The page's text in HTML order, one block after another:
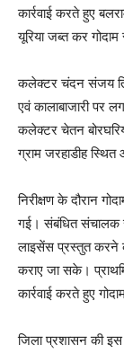
कार्रवाई करते हुए
यूरिया जब्त कर
कलेक्टर चंदन संजय
एवं कालाबाजारी पर
कलेक्टर चेतन
ग्राम जरहाडीह
निरीक्षण के दौरान
गई। संबंधित संचालक
लाइसेंस प्रस्तुत करने
कराए जा सके।
कार्रवाई करते हुए
जिला प्रशासन की इस